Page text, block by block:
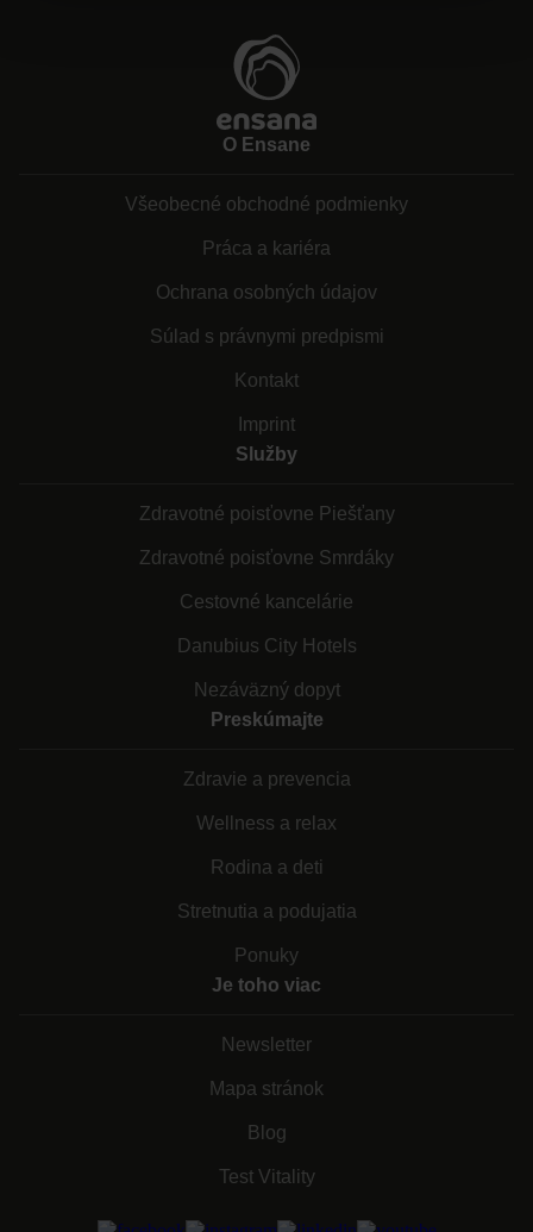
O Ensane
Všeobecné obchodné podmienky
Práca a kariéra
Ochrana osobných údajov
Súlad s právnymi predpismi
Kontakt
Imprint
Služby
Zdravotné poisťovne Piešťany
Zdravotné poisťovne Smrdáky
Cestovné kancelárie
Danubius City Hotels
Nezáväzný dopyt
Preskúmajte
Zdravie a prevencia
Wellness a relax
Rodina a deti
Stretnutia a podujatia
Ponuky
Je toho viac
Newsletter
Mapa stránok
Blog
Test Vitality